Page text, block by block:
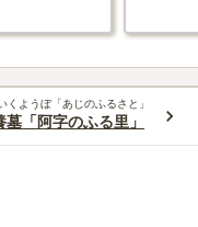
くようぼ「あじのふるさと」
「阿字のふる里」